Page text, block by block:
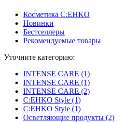
Косметика C:EHKO
Новинки
Бестселлеры
Рекомендуемые товары
Уточните категорию:
INTENSE CARE (1)
INTENSE CARE (1)
INTENSE CARE (2)
C:EHKO Style (1)
C:EHKO Style (1)
Осветляющие продукты (2)